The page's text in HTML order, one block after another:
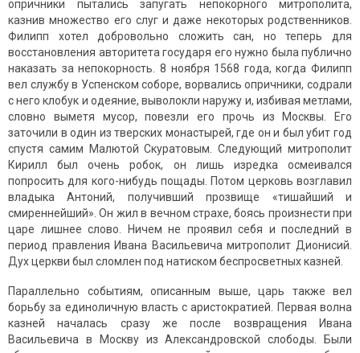
опричники пытались запугать непокорного митрополита,
казнив множество его слуг и даже некоторых родственников.
Филипп хотел добровольно сложить сан, но теперь для
восстановления авторитета государя его нужно была публично
наказать за непокорность. 8 ноября 1568 года, когда Филипп
вел службу в Успенском соборе, ворвались опричники, содрали
с него клобук и одеяние, выволокли наружу и, избивая метлами,
словно выметя мусор, повезли его прочь из Москвы. Его
заточили в один из тверских монастырей, где он и был убит год
спустя самим Малютой Скуратовым. Следующий митрополит
Кирилл был очень робок, он лишь изредка осмеивался
попросить для кого-нибудь пощады. Потом церковь возглавил
владыка Антоний, получивший прозвище «тишайший и
смиреннейший». Он жил в вечном страхе, боясь произнести при
царе лишнее слово. Ничем не проявил себя и последний в
период правления Ивана Васильевича митрополит Дионисий.
Дух церкви был сломлен под натиском беспросветных казней.
Параллельно событиям, описанным выше, царь также вел
борьбу за единоличную власть с аристократией. Первая волна
казней началась сразу же после возвращения Ивана
Васильевича в Москву из Александровской слободы. Были